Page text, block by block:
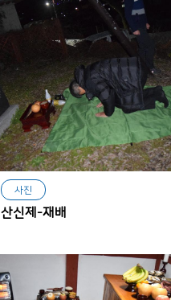
사진
산신제-재배